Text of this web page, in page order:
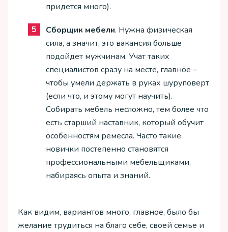
придется много).
Сборщик мебели. Нужна физическая
сила, а значит, это вакансия больше
подойдет мужчинам. Учат таких
специалистов сразу на месте, главное –
чтобы умели держать в руках шуруповерт
(если что, и этому могут научить).
Собирать мебель несложно, тем более что
есть старший наставник, который обучит
особенностям ремесла. Часто такие
новички постепенно становятся
профессиональными мебельщиками,
набираясь опыта и знаний.
Как видим, вариантов много, главное, было бы
желание трудиться на благо себе, своей семье и